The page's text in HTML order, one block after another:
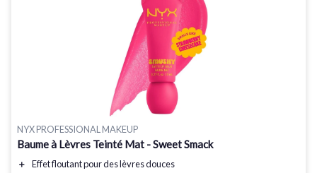
NYX PROFESSIONAL MAKEUP
Baume à Lèvres Teinté Mat - Sweet Smack
＋ Effet floutantpour des lèvres douces